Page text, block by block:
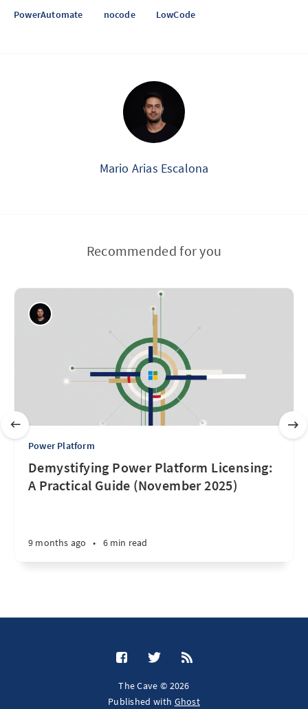
PowerAutomate
nocode LowCode
Mario Arias Escalona
Recommended for you
Power Platform
Demystifying Power Platform Licensing:
A Practical Guide (November 2025)
9 months ago • 6 min read
The Cave © 2026
Published with Ghost